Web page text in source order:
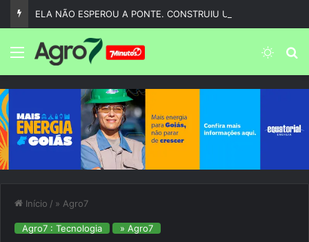
ELA NÃO ESPEROU A PONTE. CONSTRUIU UMA.
Menu
Início / » Agro7
Agro7 : Tecnologia » Agro7